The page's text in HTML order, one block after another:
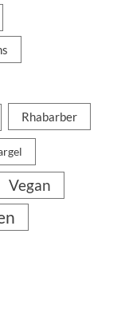
Rhabarber
Vegan